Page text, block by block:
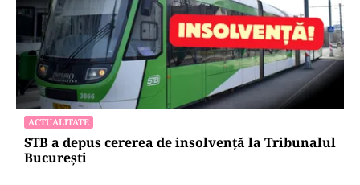
ACTUALITATE
STB a depus cererea de insolvență la Tribunalul
București